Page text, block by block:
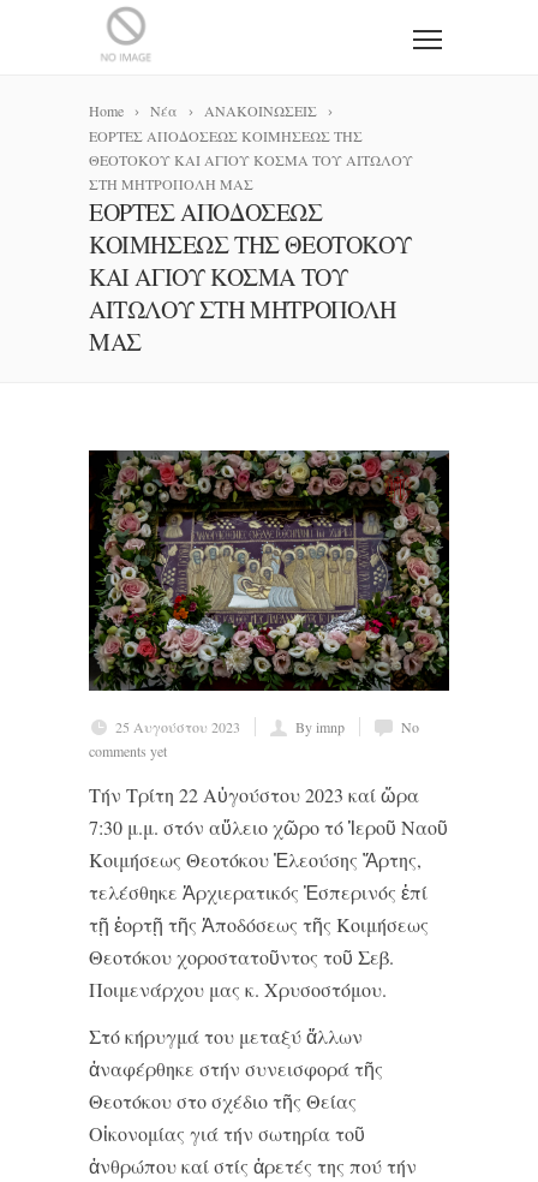
Home Νέα
ΑΝΑΚΟΙΝΩΣΕΙΣ
ΕΟΡΤΕΣ ΑΠΟΔΟΣΕΩΣ ΚΟΙΜΗΣΕΩΣ ΤΗΣ
ΘΕΟΤΟΚΟΥ ΚΑΙ ΑΓΙΟΥ ΚΟΣΜΑ ΤΟΥ ΑΙΤΩΛΟΥ
ΣΤΗ ΜΗΤΡΟΠΟΛΗ ΜΑΣ
ΕΟΡΤΕΣ ΑΠΟΔΟΣΕΩΣ
ΚΟΙΜΗΣΕΩΣ ΤΗΣ ΘΕΟΤΟΚΟΥ
ΚΑΙ ΑΓΙΟΥ ΚΟΣΜΑ ΤΟΥ
ΑΙΤΩΛΟΥ ΣΤΗ ΜΗΤΡΟΠΟΛΗ
ΜΑΣ
25 Αυγούστου 2023 By imnp
No
comments yet
Τήν Τρίτη 22 Αὐγούστου 2023 καί ὥρα
7:30 μ.μ. στόν αὔλειο χῶρο τό Ἱεροῦ Ναοῦ
Κοιμήσεως Θεοτόκου Ἐλεούσης Ἄρτης,
τελέσθηκε Ἀρχιερατικός Ἑσπερινός ἐπί
τῇ ἑορτῇ τῆς Ἀποδόσεως τῆς Κοιμήσεως
Θεοτόκου χοροστατοῦντος τοῦ Σεβ.
Ποιμενάρχου μας κ. Χρυσοστόμου.
Στό κήρυγμά του μεταξύ ἄλλων
ἀναφέρθηκε στήν συνεισφορά τῆς
Θεοτόκου στο σχέδιο τῆς Θείας
Οἰκονομίας γιά τήν σωτηρία τοῦ
ἀνθρώπου καί στίς ἀρετές της πού τήν